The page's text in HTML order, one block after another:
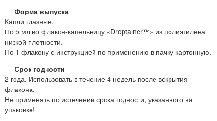
Форма выпуска
Капли глазные.
По 5 мл во флакон-капельницу «Droptainer™» из полиэтилена
низкой плотности.
По 1 флакону с инструкцией по применению в пачку картонную.
Срок годности
2 года. Использовать в течение 4 недель после вскрытия
флакона.
Не применять по истечении срока годности, указанного на
упаковке!